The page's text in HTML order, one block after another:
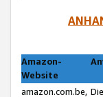
Amazon-
Website
amazon.com.be,